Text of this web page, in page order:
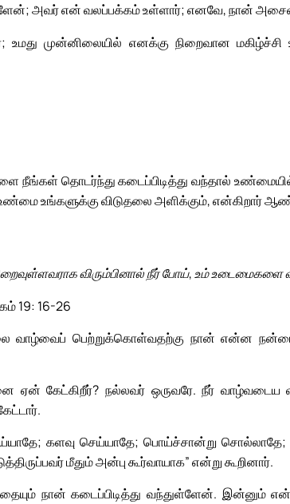
அவர் என் வலப்பக்கம் உள்ளார்; எனவே, நான்
முன்னிலையில் எனக்கு நிறைவான மகிழ்ச்சி
தொடர்ந்து கடைப்பிடித்து வந்தால்
உங்களுக்கு விடுதலை அளிக்கும், என்கிறார்
விரும்பினால் நீர் போய், உம் உடைமைகளை
19: 16-26
வாழ்வைப் பெற்றுக்கொள்வதற்கு நான் என்ன
ஏன் கேட்கிறீர்? நல்லவர் ஒருவரே. நீர் வாழ்வடைய
களவு செய்யாதே; பொய்ச்சான்று
மீதும் அன்பு கூர்வாயாக” என்று கூறினார்.
நான் கடைப்பிடித்து வந்துள்ளேன். இன்னும்